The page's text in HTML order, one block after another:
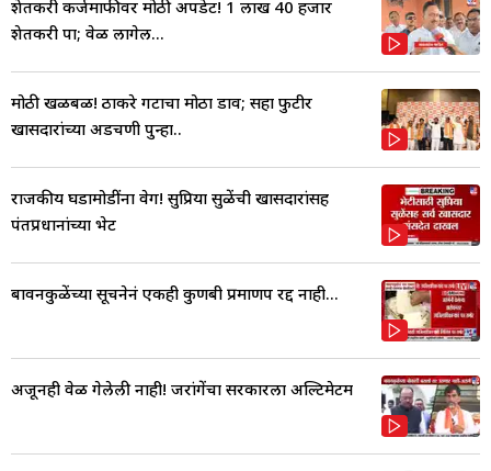
शेतकरी कर्जमाफीवर मोठी अपडेट! 1 लाख 40 हजार
शेतकरी पात्र; वेळ लागेल...
मोठी खळबळ! ठाकरे गटाचा मोठा डाव; सहा फुटीर
खासदारांच्या अडचणी पुन्हा..
राजकीय घडामोडींना वेग! सुप्रिया सुळेंची खासदारांसह
पंतप्रधानांच्या भेट
बावनकुळेंच्या सूचनेनं एकही कुणबी प्रमाणपत्र रद्द नाही...
अजूनही वेळ गेलेली नाही! जरांगेंचा सरकारला अल्टिमेटम